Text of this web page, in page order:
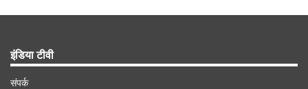
इंडिया टीवी
संपर्क